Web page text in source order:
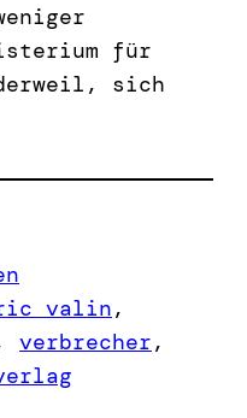
für
sich
valin
verbrecher